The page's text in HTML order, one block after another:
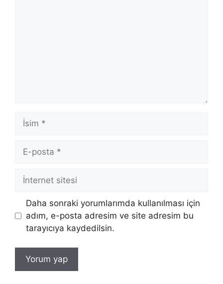
İsim
posta
İnternet
Daha sonraki yorumlarımda kullanılması için
adım, e-posta adresim ve site adresim bu
tarayıcıya kaydedilsin.